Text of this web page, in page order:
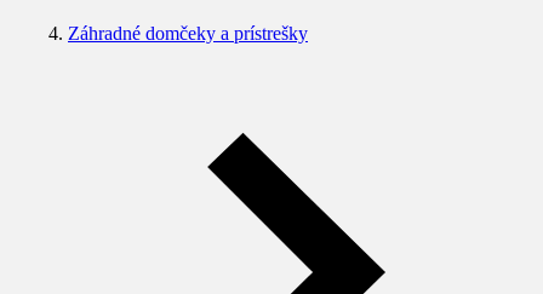
Záhradné domčeky a prístrešky